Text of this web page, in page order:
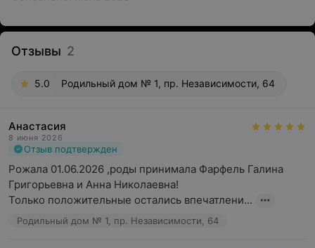
Отзывы 2
5.0 Родильный дом № 1, пр. Независимости, 64
Анастасия
8 июня 2026
Отзыв подтвержден
Рожала 01.06.2026 ,роды принимала Фарфель Галина
Григорьевна и Анна Николаевна!
Только положительные остались впечатлени...
Родильный дом № 1, пр. Независимости, 64